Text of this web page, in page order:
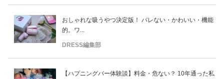
おしゃれな吸うやつ決定版！ バレない・かわいい・機能
的。ワ...
DRESS編集部
【ハプニングバー体験談】料金・危ない？ 10年通った私